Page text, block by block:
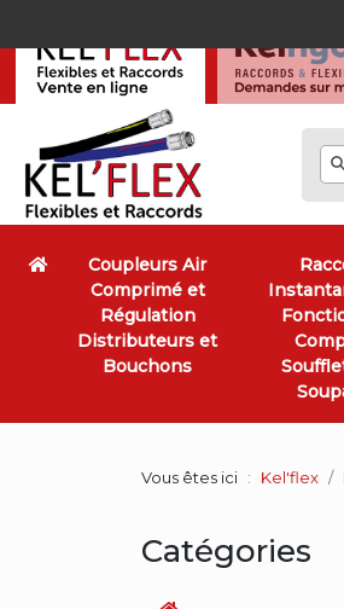
Coupleurs Air
Comprimé et
Régulation
Distributeurs et
Bouchons
Vous êtes ici Kel'flex
Catégories